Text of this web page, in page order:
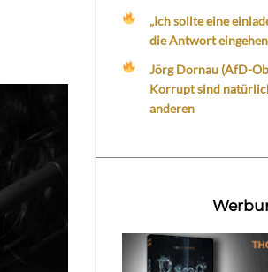
„Ich sollte eine
die Antwort
Jörg Dornau (AfD-
Korrupt sind
anderen